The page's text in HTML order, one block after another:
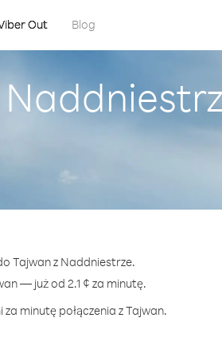
Out Blog
Tajwan z Naddniestrze.
— już od 2.1 ¢ za minutę.
minutę połączenia z Tajwan.